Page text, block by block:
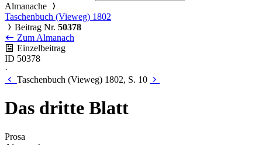
Almanache
Taschenbuch (Vieweg) 1802
Beitrag Nr. 50378
Zum Almanach
Einzelbeitrag
ID 50378
·
Taschenbuch (Vieweg) 1802, S. 10
Das dritte Blatt
Prosa